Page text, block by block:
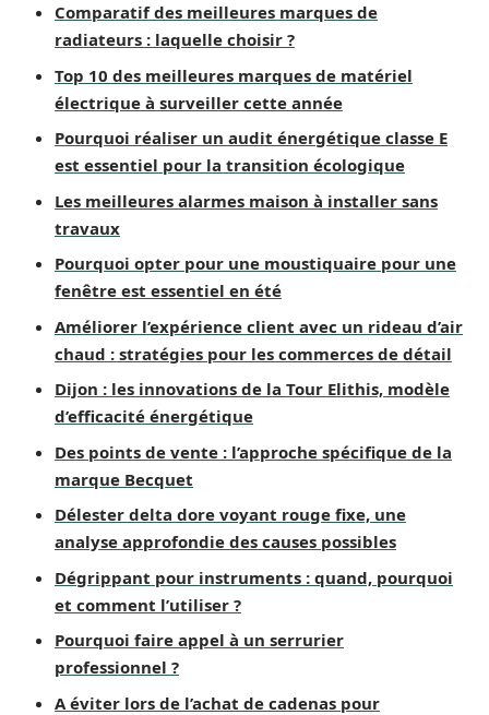
Comparatif des meilleures marques de
radiateurs : laquelle choisir ?
Top 10 des meilleures marques de matériel
électrique à surveiller cette année
Pourquoi réaliser un audit énergétique classe E
est essentiel pour la transition écologique
Les meilleures alarmes maison à installer sans
travaux
Pourquoi opter pour une moustiquaire pour une
fenêtre est essentiel en été
Améliorer l’expérience client avec un rideau d’air
chaud : stratégies pour les commerces de détail
Dijon : les innovations de la Tour Elithis, modèle
d’efficacité énergétique
Des points de vente : l’approche spécifique de la
marque Becquet
Délester delta dore voyant rouge fixe, une
analyse approfondie des causes possibles
Dégrippant pour instruments : quand, pourquoi
et comment l’utiliser ?
Pourquoi faire appel à un serrurier
professionnel ?
A éviter lors de l’achat de cadenas pour